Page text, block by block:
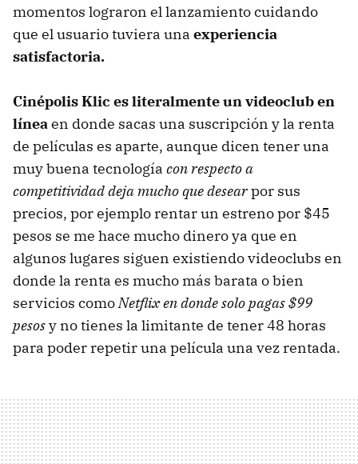
momentos lograron el lanzamiento cuidando
que el usuario tuviera una experiencia
satisfactoria.
Cinépolis Klic es literalmente un videoclub en
líneaen donde sacas una suscripción y la renta
de películas es aparte, aunque dicen tener una
muy buena tecnología con respecto a
competitividad deja mucho que desearpor sus
precios, por ejemplo rentar un estreno por $45
pesos se me hace mucho dinero ya que en
algunos lugares siguen existiendo videoclubs en
donde la renta es mucho más barata o bien
servicios comoNetflix en donde solo pagas $99
pesosy no tienes la limitante de tener 48 horas
para poder repetir una película una vez rentada.